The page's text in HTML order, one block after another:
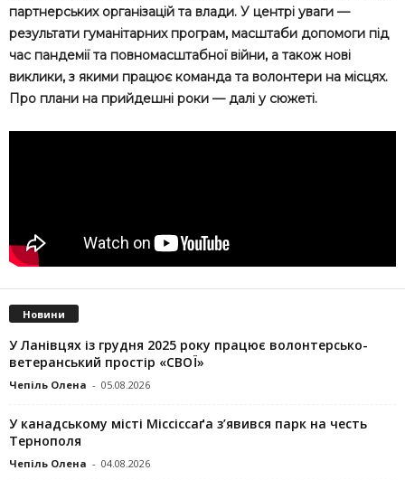
партнерських організацій та влади. У центрі уваги —
результати гуманітарних програм, масштаби допомоги під
час пандемії та повномасштабної війни, а також нові
виклики, з якими працює команда та волонтери на місцях.
Про плани на прийдешні роки — далі у сюжеті.
Новини
У Ланівцях із грудня 2025 року працює волонтерсько-
ветеранський простір «СВОЇ»
Чепіль Олена - 05.08.2026
У канадському місті Міссіссаґа з’явився парк на честь
Тернополя
Чепіль Олена - 04.08.2026